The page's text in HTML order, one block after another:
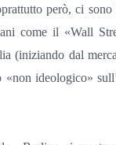
però, ci sono
come il «Wall
(iniziando dal
ideologico»